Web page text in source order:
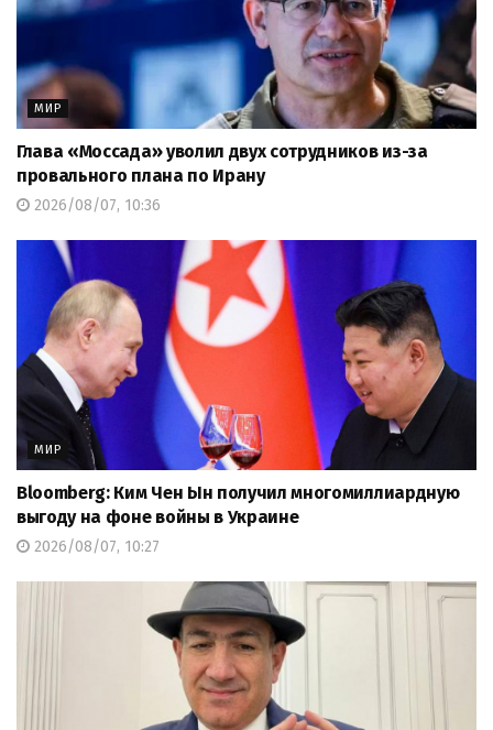
МИР
Глава «Моссада» уволил двух сотрудников из-за
провального плана по Ирану
2026/08/07, 10:36
МИР
Bloomberg: Ким Чен Ын получил многомиллиардную
выгоду на фоне войны в Украине
2026/08/07, 10:27